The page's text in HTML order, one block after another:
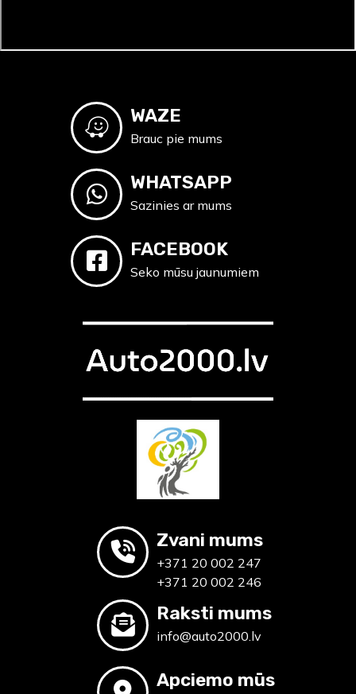
WAZE
Brauc pie mums
WHATSAPP
Sazinies ar mums
FACEBOOK
Seko mūsu jaunumiem
Zvani mums
+371 20 002 247
+371 20 002 246
Raksti mums
info@auto2000.lv
Apciemo mūs